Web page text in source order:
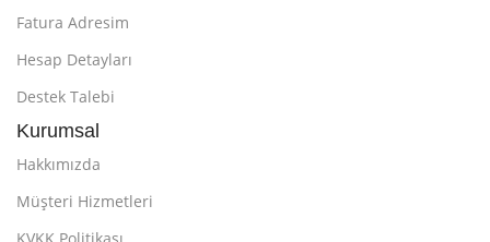
Fatura Adresim
Hesap Detayları
Destek Talebi
Kurumsal
Hakkımızda
Müşteri Hizmetleri
KVKK Politikası